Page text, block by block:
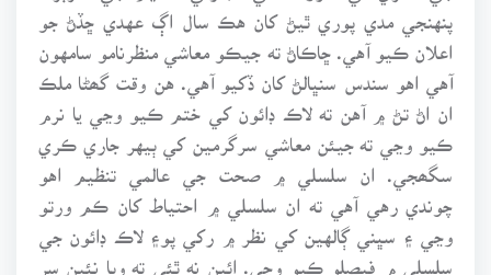
پنهنجي مدي پوري ٿيڻ کان هڪ سال اڳ عهدي ڇڏڻ جو
اعلان ڪيو آهي. ڇاڪاڻ ته جيڪو معاشي منظرنامو سامهون
آهي اهو سندس سنڀالڻ کان ڏکيو آهي. هن وقت گھڻا ملڪ
ان اڻ تڻ ۾ آهن ته لاڪ ڊائون کي ختم ڪيو وڃي يا نرم
ڪيو وڃي ته جيئن معاشي سرگرمين کي ٻيهر جاري ڪري
سگھجي. ان سلسلي ۾ صحت جي عالمي تنظيم اهو
چوندي رهي آهي ته ان سلسلي ۾ احتياط کان ڪم ورتو
وڃي ۽ سڀني ڳالهين کي نظر ۾ رکي پو۽ لاڪ ڊائون جي
سلسلي ۾ فيصلو ڪيو وڃي. ائين نه ٿئي ته وبا نئين سر